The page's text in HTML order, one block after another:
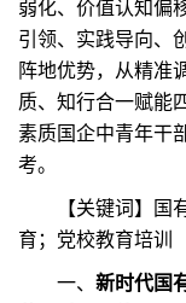
弱化、价值认知偏
引领、实践导向、
阵地优势，从精准
质、知行合一赋能
素质国企中青年干
考。
【关键词】国有
育；党校教育培训
一、 新时代国